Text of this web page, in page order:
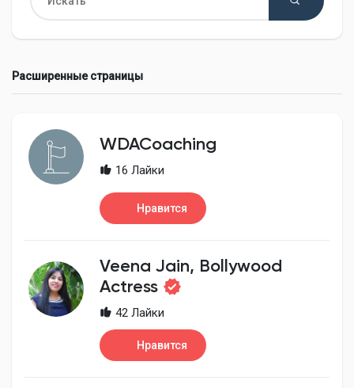
Найти Страницы
Понравились страницы
Популярные записи
Найти сообщения
Разработчики
Creator Commerce
Расширенные страницы
WDACoaching
16 Лайки
Нравится
Veena Jain, Bollywood
Actress
42 Лайки
Нравится